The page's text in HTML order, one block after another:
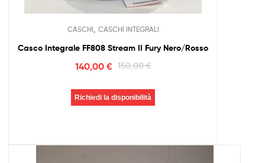
CASCHI CASCHI INTEGRALI
Casco Integrale FF808 Stream II Fury Nero/Rosso
150,00€
140,00 €
Richiedi la disponibilità